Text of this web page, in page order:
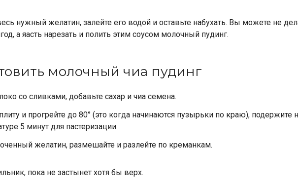
нужный желатин, залейте его водой и оставьте набухать. Вы можете не
а яасть нарезать и полить этим соусом молочный пудинг.
молочный чиа пудинг
со сливками, добавьте сахар и чиа семена.
и прогрейте до 80° (это когда начинаются пузырьки по краю), подержите
5 минут для пастеризации.
желатин, размешайте и разлейте по креманкам.
пока не застынет хотя бы верх.